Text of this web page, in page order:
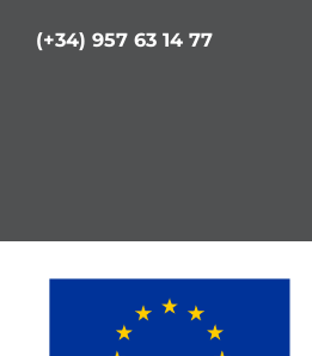
(+34) 957 63 14 77